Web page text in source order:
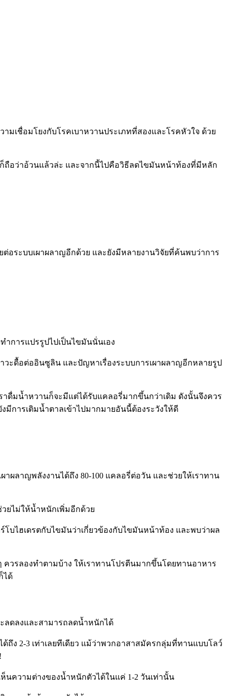
เชื่อมโยงกับโรคเบาหวานประเภทที่สองและโรคหัวใจ ด้วย
ก็ถือว่าอ้วนแล้วล่ะ และจากนี้ไปคือวิธีลดไขมันหน้าท้องที่มีหลัก
อระบบเผาผลาญอีกด้วย และยังมีหลายงานวิจัยที่ค้นพบว่าการ
ำการแปรรูปไปเป็นไขมันนั่นเอง
ะดื้อต่ออินซูลิน และปัญหาเรื่องระบบการเผาผลาญอีกหลายรูป
าดื่มน้ำหวานก็จะมีแต่ได้รับแคลอรี่มากขึ้นกว่าเดิม ดังนั้นจึงควร
การเติมน้ำตาลเข้าไปมากมายอันนี้ต้องระวังให้ดี
ผลาญพลังงานได้ถึง 80-100 แคลอรี่ต่อวัน และช่วยให้เราทาน
ยไม่ให้น้ำหนักเพิ่มอีกด้วย
บไฮเดรตกับไขมันว่าเกี่ยวข้องกับไขมันหน้าท้อง และพบว่าผล
ควรลองทำตามบ้าง ให้เราทานโปรตีนมากขึ้นโดยทานอาหาร
ได้
ลดลงและสามารถลดน้ำหนักได้
ง 2-3 เท่าเลยทีเดียว แม้ว่าพวกอาสาสมัครกลุ่มที่ทานแบบโลว์
ห็นความต่างของน้ำหนักตัวได้ในแค่ 1-2 วันเท่านั้น